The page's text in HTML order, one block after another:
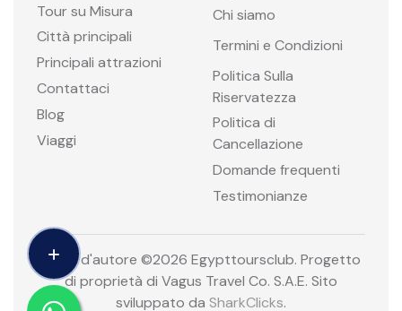
Tour su Misura
Città principali
Principali attrazioni
Contattaci
Blog
Viaggi
Chi siamo
Termini e Condizioni
Politica Sulla
Riservatezza
Politica di
Cancellazione
Domande frequenti
Testimonianze
Diritti d'autore ©2026 Egypttoursclub. Progetto
di proprietà di Vagus Travel Co. S.A.E. Sito
sviluppato da SharkClicks.